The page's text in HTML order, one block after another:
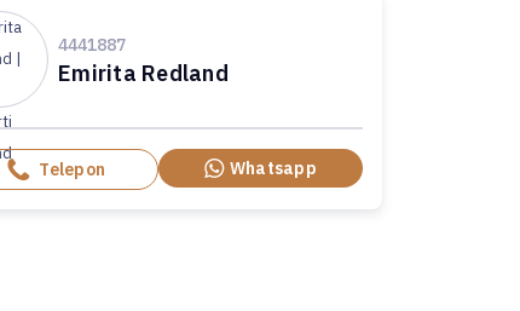
4441887
Emirita Redland
Telepon Whatsapp